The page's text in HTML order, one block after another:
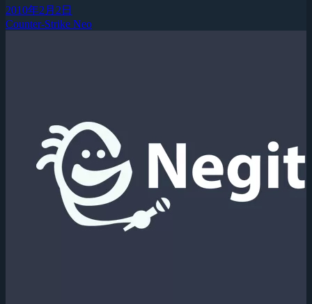
2010年2月2日
Counter-Strike Neo